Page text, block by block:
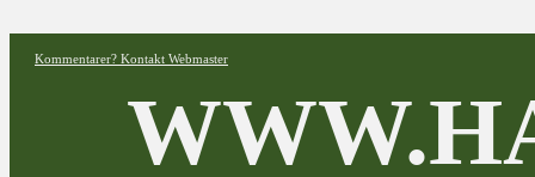
Kommentarer? Kontakt Webmaster